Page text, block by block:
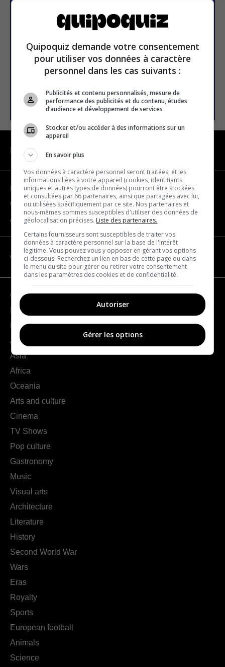
newsletter
Email address
SUBSCRIBE
NAVIGATION
Become a partner
Contact us
About us
CATEGORIES
Geography
France
Europe
Americas
Asia
Africa
Oceania
Arts and culture
Cinema
TV Shows
Pop culture
Gastronomy
Music
Visual arts
Architecture
Literature
History
Second World War
Wars
Eras
Royalty
Sports
European football
Animals
Science
Quipoquiz demande votre consentement
pour utiliser vos données à caractère
personnel dans les cas suivants :
Publicités et contenu personnalisés, mesure de
performance des publicités et du contenu, études
d’audience et développement de services
Stocker et/ou accéder à des informations sur un
appareil
En savoir plus
Vos données à caractère personnel seront traitées, et les
informations liées à votre appareil (cookies, identifiants
uniques et autres types de données) pourront être stockées
et consultées par 66 partenaires, ainsi que partagées avec lui,
ou utilisées spécifiquement par ce site. Nos partenaires et
nous-mêmes sommes susceptibles d'utiliser des données de
géolocalisation précises. Liste des partenaires.
Certains fournisseurs sont susceptibles de traiter vos
données à caractère personnel sur la base de l'intérêt
légitime. Vous pouvez vous y opposer en gérant vos options
ci-dessous. Recherchez un lien en bas de cette page ou dans
le menu du site pour gérer ou retirer votre consentement
dans les paramètres des cookies et de confidentialité.
Autoriser
Gérer les options